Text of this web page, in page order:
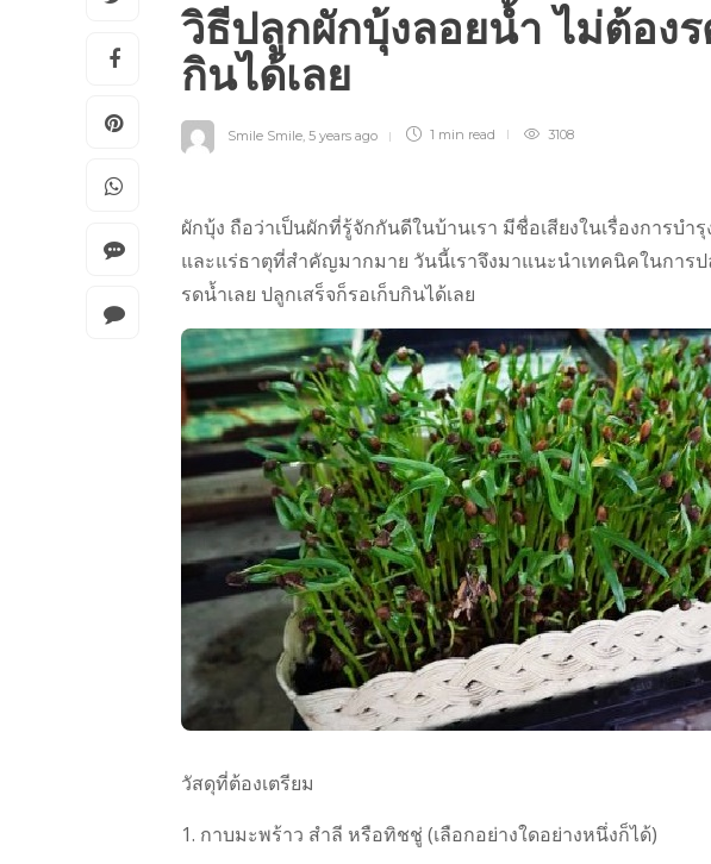
วิธีปลูกผักบุ้งลอยน้ำ ไม่ต้องร
กินได้เลย
Smile Smile 5 years ago 1 min read 3108
ผักบุ้ง ถือว่าเป็นผักที่รู้จักกันดีในบ้านเรา มีชื่อเสียงในเรื่องการบ
และแร่ธาตุที่สำคัญมากมาย วันนี้เราจึงมาแนะนำเทคนิคในการป
รดน้ำเลย ปลูกเสร็จก็รอเก็บกินได้เลย
วัสดุที่ต้องเตรียม
1. กาบมะพร้าว สำลี หรือทิชชู่ (เลือกอย่างใดอย่างหนึ่งก็ได้)